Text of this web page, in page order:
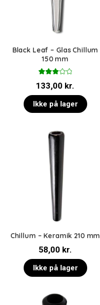
Black Leaf – Glas Chillum
150 mm
et3.00
ud af 5
133,00 kr.
Ikke på lager
Chillum – Keramik 210 mm
58,00 kr.
Ikke på lager